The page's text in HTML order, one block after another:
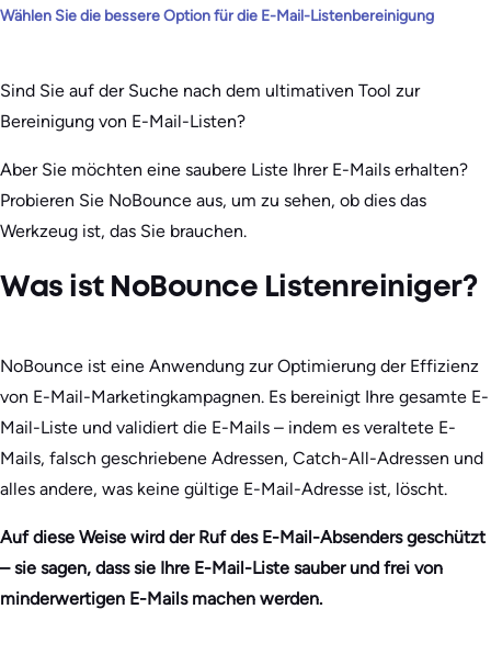
Wählen Sie die bessere Option für die E-Mail-Listenbereinigung
Sind Sie auf der Suche nach dem ultimativen Tool zur
Bereinigung von E-Mail-Listen?
Aber Sie möchten eine saubere Liste Ihrer E-Mails erhalten?
Probieren Sie NoBounce aus, um zu sehen, ob dies das
Werkzeug ist, das Sie brauchen.
Was ist NoBounce Listenreiniger?
NoBounce ist eine Anwendung zur Optimierung der Effizienz
von E-Mail-Marketingkampagnen. Es bereinigt Ihre gesamte E-
Mail-Liste und validiert die E-Mails – indem es veraltete E-
Mails, falsch geschriebene Adressen, Catch-All-Adressen und
alles andere, was keine gültige E-Mail-Adresse ist, löscht.
Auf diese Weise wird der Ruf des E-Mail-Absenders geschützt
– sie sagen, dass sie Ihre E-Mail-Liste sauber und frei von
minderwertigen E-Mails machen werden.